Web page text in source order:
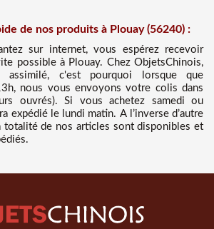
de nos produits à Plouay (56240) :
sur internet, vous espérez recevoir
possible à Plouay. Chez ObjetsChinois,
assimilé, c'est pourquoi lorsque que
nous vous envoyons votre colis dans
ouvrés). Si vous achetez samedi ou
expédié le lundi matin. A l’inverse d’autre
totalité de nos articles sont disponibles et